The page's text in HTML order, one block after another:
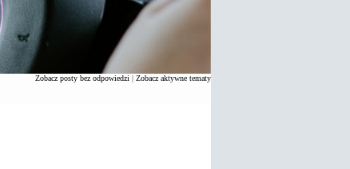
Zobacz posty bez odpowiedzi | Zobacz aktywne tematy